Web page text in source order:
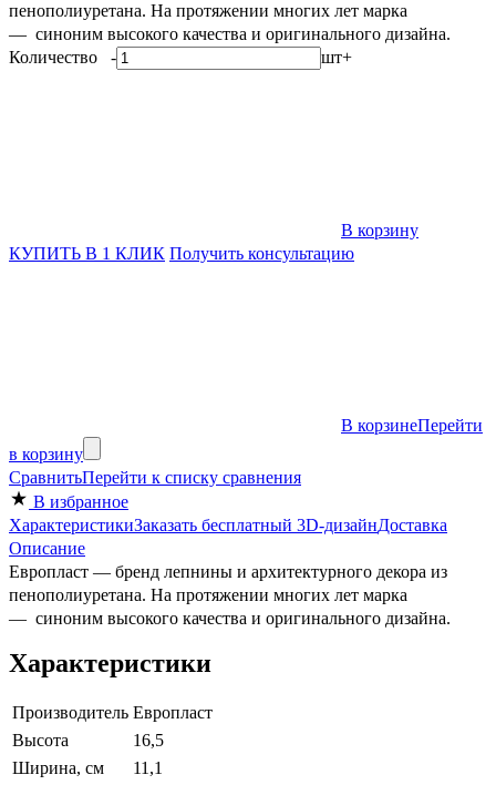
пенополиуретана. На протяжении многих лет марка
— cиноним высокого качества и оригинального дизайна.
Количество - шт+
В корзину
КУПИТЬ В 1 КЛИК Получить консультацию
В корзинеПерейти
в корзину
СравнитьПерейти к списку сравнения
В избранное
ХарактеристикиЗаказать бесплатный 3D-дизайнДоставка
Описание
Европласт — бренд лепнины и архитектурного декора из
пенополиуретана. На протяжении многих лет марка
— cиноним высокого качества и оригинального дизайна.
Характеристики
Производитель Европласт
Высота
16,5
Ширина, см
11,1